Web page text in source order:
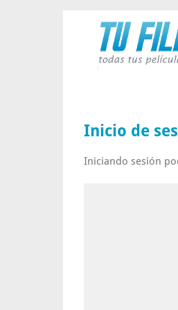
Inicio de
Iniciando sesión